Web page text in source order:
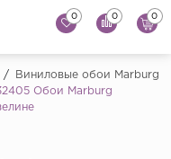
Назад
0 0 0
/
Виниловые обои Marburg
Обои Marburg